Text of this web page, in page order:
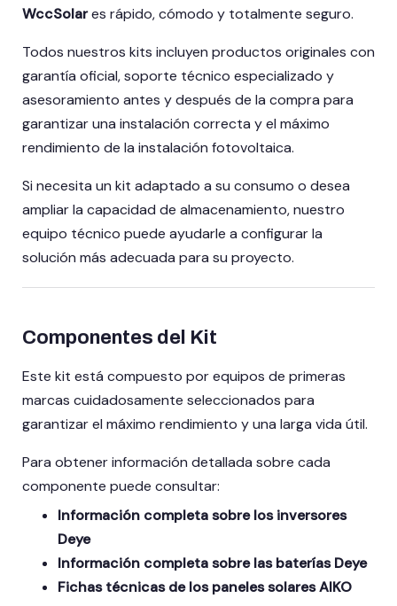
WccSolares rápido, cómodo y totalmente seguro.
Todos nuestros kits incluyen productos originales con
garantía oficial, soporte técnico especializado y
asesoramiento antes y después de la compra para
garantizar una instalación correcta y el máximo
rendimiento de la instalación fotovoltaica.
Si necesita un kit adaptado a su consumo o desea
ampliar la capacidad de almacenamiento, nuestro
equipo técnico puede ayudarle a configurar la
solución más adecuada para su proyecto.
Componentes del Kit
Este kit está compuesto por equipos de primeras
marcas cuidadosamente seleccionados para
garantizar el máximo rendimiento y una larga vida útil.
Para obtener información detallada sobre cada
componente puede consultar:
Información completa sobre los inversores
Deye
Información completa sobre las baterías Deye
Fichas técnicas de los paneles solares AIKO